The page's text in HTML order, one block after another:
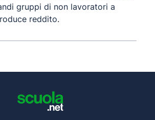
gruppi di non lavoratori a
reddito.